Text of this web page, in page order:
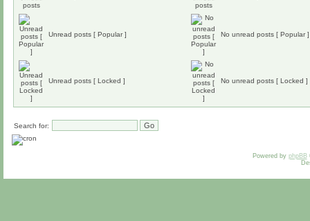
Unread posts [ Popular ] No unread posts [ Popular ]
Unread posts [ Locked ] No unread posts [ Locked ]
Search for:
Powered by phpBB